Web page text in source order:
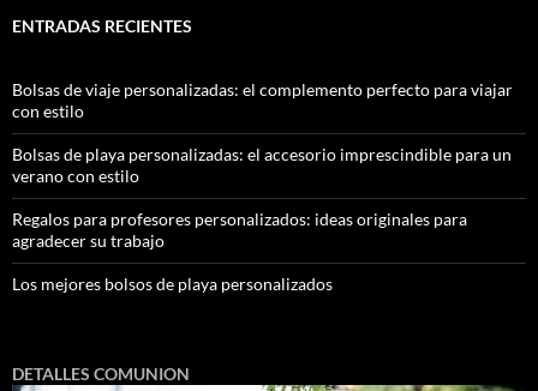
ENTRADAS RECIENTES
Bolsas de viaje personalizadas: el complemento perfecto para viajar
con estilo
Bolsas de playa personalizadas: el accesorio imprescindible para un
verano con estilo
Regalos para profesores personalizados: ideas originales para
agradecer su trabajo
Los mejores bolsos de playa personalizados
DETALLES COMUNION